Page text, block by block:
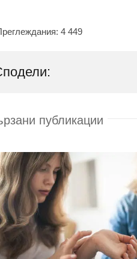
4 449
публикации